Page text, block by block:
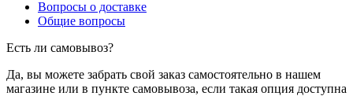
Вопросы о доставке
Общие вопросы
Есть ли самовывоз?
Да, вы можете забрать свой заказ самостоятельно в нашем
магазине или в пункте самовывоза, если такая опция доступна